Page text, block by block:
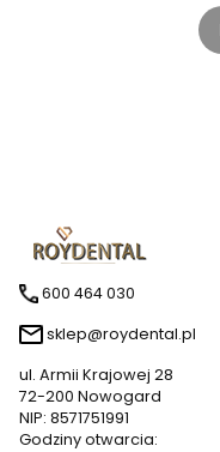
600 464 030
sklep@roydental.pl
ul. Armii Krajowej 28
72-200 Nowogard
NIP: 8571751991
Godziny otwarcia: